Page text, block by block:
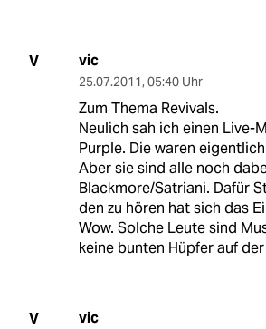
V vic
25.07.2011, 05:40 Uhr
Zum Thema Revivals.
Neulich sah ich einen Live-
Purple. Die waren
Aber sie sind alle noch
Blackmore/Satriani. Dafür
den zu hören hat sich das
Wow. Solche Leute sind
keine bunten Hüpfer auf der
V vic